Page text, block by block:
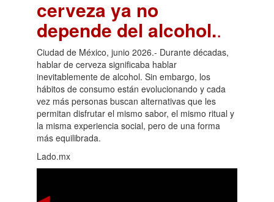
cerveza ya no
depende del alcohol..
Ciudad de México, junio 2026.- Durante décadas,
hablar de cerveza significaba hablar
inevitablemente de alcohol. Sin embargo, los
hábitos de consumo están evolucionando y cada
vez más personas buscan alternativas que les
permitan disfrutar el mismo sabor, el mismo ritual y
la misma experiencia social, pero de una forma
más equilibrada.
Lado.mx